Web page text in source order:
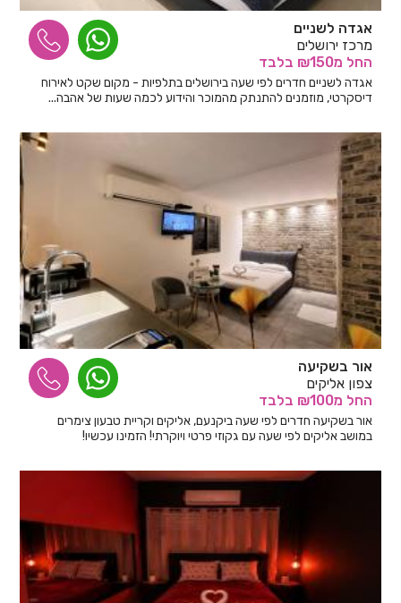
אגדה לשניים
מרכז ירושלים
החל מ₪150 בלבד
אגדה לשניים חדרים לפי שעה בירושלים בתלפיות - מקום שקט לאירוח
דיסקרטי, מוזמנים להתנתק מהמוכר והידוע לכמה שעות של אהבה...
אור בשקיעה
צפון אליקים
החל מ₪100 בלבד
אור בשקיעה חדרים לפי שעה ביקנעם, אליקים וקריית טבעון צימרים
במושב אליקים לפי שעה עם גקוזי פרטי ויוקרתי! הזמינו עכשיו!